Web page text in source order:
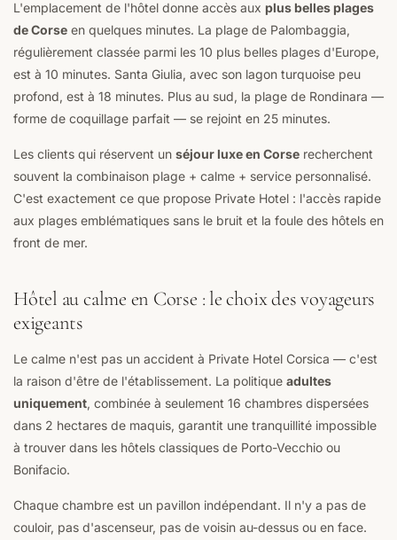
L'emplacement de l'hôtel donne accès aux plus belles plages
de Corse en quelques minutes. La plage de Palombaggia,
régulièrement classée parmi les 10 plus belles plages d'Europe,
est à 10 minutes. Santa Giulia, avec son lagon turquoise peu
profond, est à 18 minutes. Plus au sud, la plage de Rondinara —
forme de coquillage parfait — se rejoint en 25 minutes.
Les clients qui réservent un séjour luxe en Corse recherchent
souvent la combinaison plage + calme + service personnalisé.
C'est exactement ce que propose Private Hotel : l'accès rapide
aux plages emblématiques sans le bruit et la foule des hôtels en
front de mer.
Hôtel au calme en Corse : le choix des voyageurs
exigeants
Le calme n'est pas un accident à Private Hotel Corsica — c'est
la raison d'être de l'établissement. La politique adultes
uniquement, combinée à seulement 16 chambres dispersées
dans 2 hectares de maquis, garantit une tranquillité impossible
à trouver dans les hôtels classiques de Porto-Vecchio ou
Bonifacio.
Chaque chambre est un pavillon indépendant. Il n'y a pas de
couloir, pas d'ascenseur, pas de voisin au-dessus ou en face.